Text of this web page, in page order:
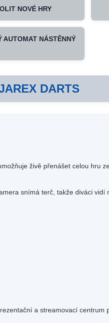
NOVÉ HRY
AUTOMAT NÁSTĚNNÝ
DARTS
živě přenášet celou hru
snímá terč, takže diváci vidí
a streamovací centrum